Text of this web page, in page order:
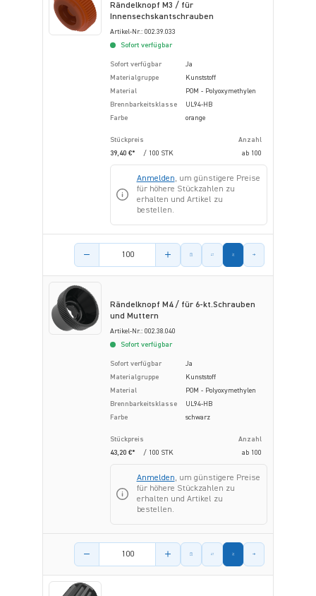
Rändelknopf M3 / für
Innensechskantschrauben
Artikel-Nr.: 002.39.033
Sofort verfügbar
Sofort verfügbar
Ja
Materialgruppe
Kunststoff
Material
POM - Polyoxymethylen
Brennbarkeitsklasse
UL94-HB
Farbe
orange
Stückpreis
Anzahl
39,40 €*
/ 100 STK ab 100
Anmelden, um günstigere Preise
für höhere Stückzahlen zu
erhalten und Artikel zu
bestellen.
Menge des Artikels
Rändelknopf M4 / für 6-kt.Schrauben
und Muttern
Artikel-Nr.: 002.38.040
Sofort verfügbar
Sofort verfügbar
Ja
Materialgruppe
Kunststoff
Material
POM - Polyoxymethylen
Brennbarkeitsklasse
UL94-HB
Farbe
schwarz
Stückpreis
Anzahl
43,20 €*
/ 100 STK ab 100
Anmelden, um günstigere Preise
für höhere Stückzahlen zu
erhalten und Artikel zu
bestellen.
Menge des Artikels